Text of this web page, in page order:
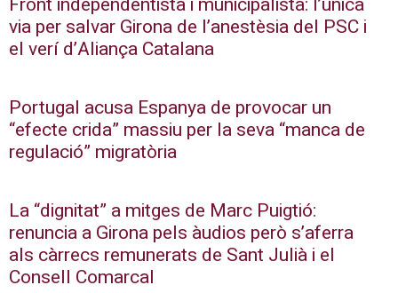
via per salvar Girona de l’anestèsia del PSC i
el verí d’Aliança Catalana
Portugal acusa Espanya de provocar un
“efecte crida” massiu per la seva “manca de
regulació” migratòria
La “dignitat” a mitges de Marc Puigtió:
renuncia a Girona pels àudios però s’aferra
als càrrecs remunerats de Sant Julià i el
Consell Comarcal